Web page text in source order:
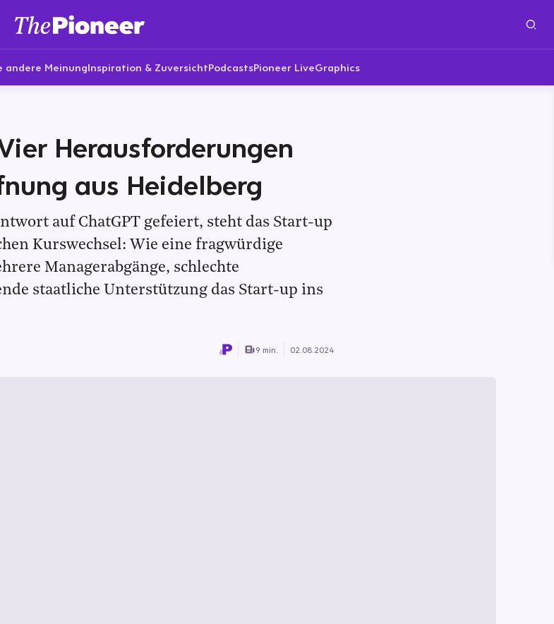
andere MeinungInspiration & ZuversichtPodcastsPioneer LiveGraphics
Herausforderungen
aus Heidelberg
auf ChatGPT gefeiert, steht das Start-up
Kurswechsel: Wie eine fragwürdige
Managerabgänge, schlechte
staatliche Unterstützung das Start-up ins
9 min. 02.08.2024